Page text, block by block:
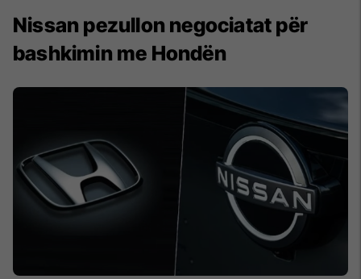
Nissan pezullon negociatat për
bashkimin me Hondën